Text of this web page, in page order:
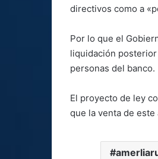
directivos como a
Por lo que el
liquidación
personas del banco.
El proyecto de ley
que la venta de